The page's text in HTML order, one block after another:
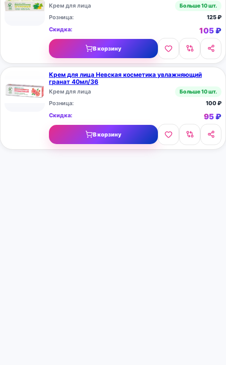
Крем для лица Больше 10 шт.
Розница: 125₽
Скидка:
105₽
В корзину
Крем для лица Невская косметика увлажняющий
гранат 40мл/36
Крем для лица Больше 10 шт.
Розница: 100₽
Скидка:
95₽
В корзину